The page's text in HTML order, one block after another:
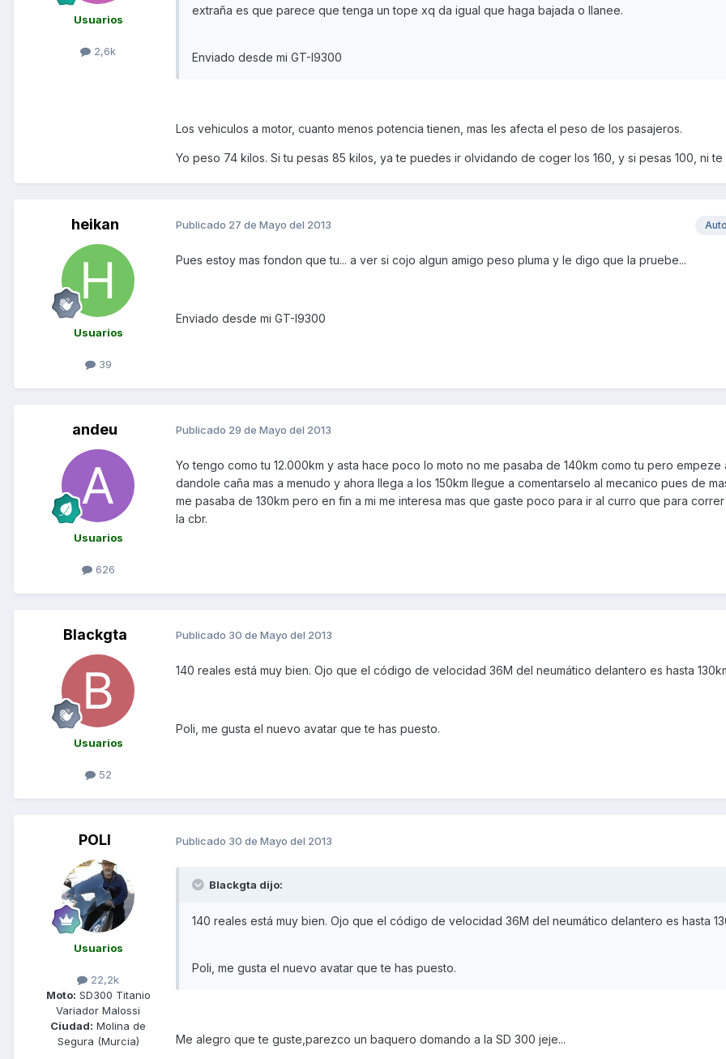
Usuarios
2,6k
extraña es que parece que tenga un tope xq da igual que haga bajada o llanee.
Enviado desde mi GT-I9300
Los vehiculos a motor, cuanto menos potencia tienen, mas les afecta el peso de los pasajeros.
Yo peso 74 kilos. Si tu pesas 85 kilos, ya te puedes ir olvidando de coger los 160, y si pesas 100, ni te
heikan
Usuarios
39
Publicado 27 de Mayo del 2013
Pues estoy mas fondon que tu... a ver si cojo algun amigo peso pluma y le digo que la pruebe...
Enviado desde mi GT-I9300
andeu
Usuarios
626
Publicado 29 de Mayo del 2013
Yo tengo como tu 12.000km y asta hace poco lo moto no me pasaba de 140km como tu pero empeze
dandole caña mas a menudo y ahora llega a los 150km llegue a comentarselo al mecanico pues de
me pasaba de 130km pero en fin a mi me interesa mas que gaste poco para ir al curro que para
la cbr.
Blackgta
Usuarios
52
Publicado 30 de Mayo del 2013
140 reales está muy bien. Ojo que el código de velocidad 36M del neumático delantero es hasta
Poli, me gusta el nuevo avatar que te has puesto.
POLI
Usuarios
22,2k
Moto: SD300 Titanio
Variador Malossi
Ciudad: Molina de
Segura (Murcia)
Publicado 30 de Mayo del 2013
Blackgta dijo:
140 reales está muy bien. Ojo que el código de velocidad 36M del neumático delantero es hasta
Poli, me gusta el nuevo avatar que te has puesto.
Me alegro que te guste,parezco un baquero domando a la SD 300 jeje...